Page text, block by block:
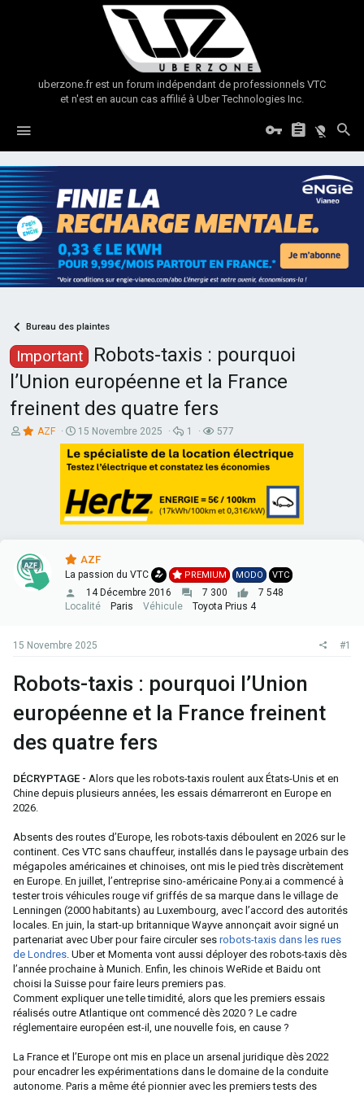
uberzone.fr est un forum indépendant de professionnels VTC
et n'est en aucun cas affilié à Uber Technologies Inc.
Bureau des plaintes
Important
Robots-taxis : pourquoi
l’Union européenne et la France
freinent des quatre fers
A
d
i
s
s
i
n
AZF
D
a
t
e
e
d
é
15 Novembre 2025
R
é
p
o
s
e
s
1
V
u
e
s
577
AZF
La passion du VTC PREMIUM MODO VTC
14 Décembre 2016 7 300
7 548
Localité
Paris Véhicule Toyota Prius 4
15 Novembre 2025 #1
Robots-taxis : pourquoi l’Union
européenne et la France freinent
des quatre fers
DÉCRYPTAGE - Alors que les robots-taxis roulent aux États-Unis et en
Chine depuis plusieurs années, les essais démarreront en Europe en
2026.
Absents des routes d’Europe, les robots-taxis déboulent en 2026 sur le
continent. Ces VTC sans chauffeur, installés dans le paysage urbain des
mégapoles américaines et chinoises, ont mis le pied très discrètement
en Europe. En juillet, l’entreprise sino-américaine Pony.ai a commencé à
tester trois véhicules rouge vif griffés de sa marque dans le village de
Lenningen (2000 habitants) au Luxembourg, avec l’accord des autorités
locales. En juin, la start-up britannique Wayve annonçait avoir signé un
partenariat avec Uber pour faire circuler ses robots-taxis dans les rues
de Londres . Uber et Momenta vont aussi déployer des robots-taxis dès
l’année prochaine à Munich. Enfin, les chinois WeRide et Baidu ont
choisi la Suisse pour faire leurs premiers pas.
Comment expliquer une telle timidité, alors que les premiers essais
réalisés outre Atlantique ont commencé dès 2020 ? Le cadre
réglementaire européen est-il, une nouvelle fois, en cause ?
La France et l’Europe ont mis en place un arsenal juridique dès 2022
pour encadrer les expérimentations dans le domaine de la conduite
autonome. Paris a même été pionnier avec les premiers tests des